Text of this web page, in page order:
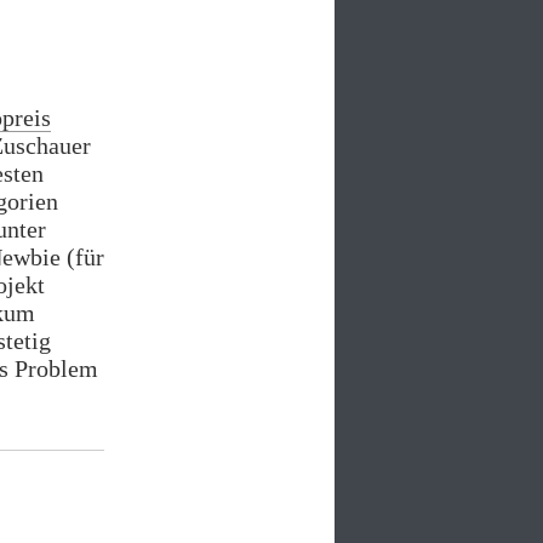
(für
Problem